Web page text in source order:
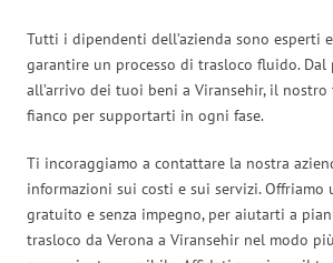
Tutti i dipendenti dell’azienda sono esperti
garantire un processo di trasloco fluido.
all’arrivo dei tuoi beni a Viransehir, il nostro
fianco per supportarti in ogni fase.
Ti incoraggiamo a contattare la nostra
informazioni sui costi e sui servizi. Offriamo
gratuito e senza impegno, per aiutarti a
trasloco da Verona a Viransehir nel modo